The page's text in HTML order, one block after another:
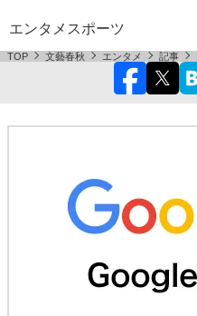
エンタメ スポーツ
TOP 文藝春秋 エンタメ 記事